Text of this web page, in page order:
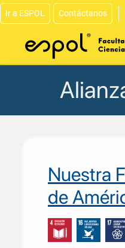
Pasar al contenido principal
Ir a ESPOL Contáctanos
Nuestra
de